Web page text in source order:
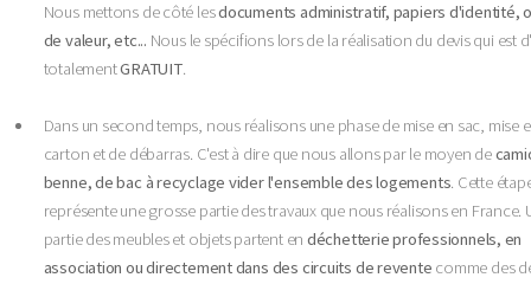
Nous mettons de côté lesdocuments administratif, papiers d'identité,
de valeur, etc... Nous le spécifions lors de la réalisation du devis qui est
totalementGRATUIT.
Dans un second temps, nous réalisons une phase de mise en sac, mise
carton et de débarras. C'est à dire que nous allons par le moyen de
benne, de bac à recyclage vider l'ensemble des logements. Cette
représente une grosse partie des travaux que nous réalisons en France.
partie des meubles et objets partent en déchetterie professionnels, en
association ou directement dans des circuits de revente comme des